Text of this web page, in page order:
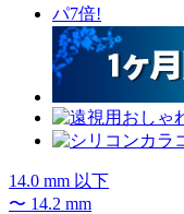
14.0 mm 以下
〜 14.2 mm